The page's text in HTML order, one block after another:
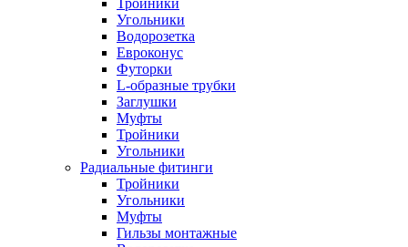
Тройники
Угольники
Водорозетка
Евроконус
Футорки
L-образные трубки
Заглушки
Муфты
Тройники
Угольники
Радиальные фитинги
Тройники
Угольники
Муфты
Гильзы монтажные